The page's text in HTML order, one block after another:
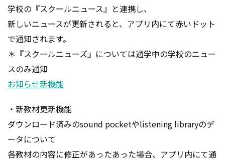
学校の『スクールニュース』と連携し、
新しいニュースが更新されると、アプリ内にて赤いドット
で通知されます。
＊『スクールニューズ』については通学中の学校のニュー
スのみ通知
お知らせ新機能
・新教材更新機能
ダウンロード済みのsound pocketやlistening libraryのデ
ータについて
各教材の内容に修正があったあった場合、アプリ内にて通